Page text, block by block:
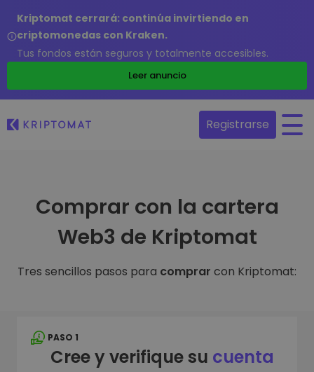
Kriptomat cerrará: continúa invirtiendo en
criptomonedas con Kraken.
Tus fondos están seguros y totalmente accesibles.
Leer anuncio
Registrarse
Comprar con la cartera
Web3 de Kriptomat
Tres sencillos pasos para comprar con Kriptomat:
PASO 1
Cree y verifique su cuenta